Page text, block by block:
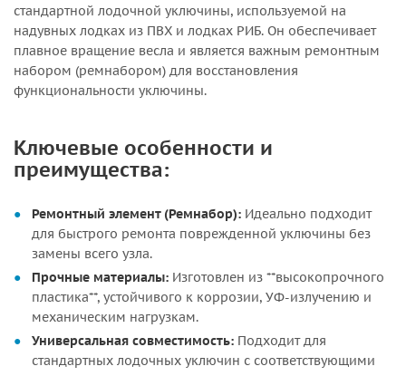
стандартной лодочной уключины, используемой на
надувных лодках из ПВХ и лодках РИБ. Он обеспечивает
плавное вращение весла и является важным ремонтным
набором (ремнабором) для восстановления
функциональности уключины.
Ключевые особенности и
преимущества:
Ремонтный элемент (Ремнабор): Идеально подходит
для быстрого ремонта поврежденной уключины без
замены всего узла.
Прочные материалы: Изготовлен из **высокопрочного
пластика**, устойчивого к коррозии, УФ-излучению и
механическим нагрузкам.
Универсальная совместимость: Подходит для
стандартных лодочных уключин с соответствующими